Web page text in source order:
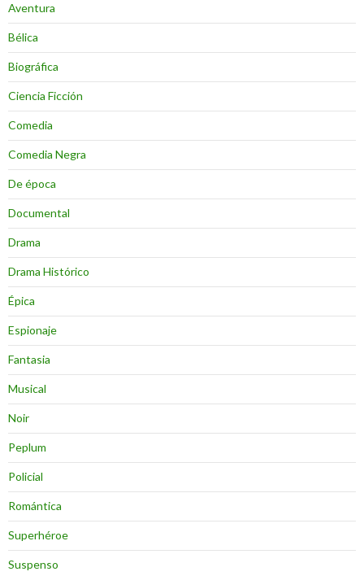
Aventura
Bélica
Biográfica
Ciencia Ficción
Comedia
Comedia Negra
De época
Documental
Drama
Drama Histórico
Épica
Espionaje
Fantasia
Musical
Noir
Peplum
Policial
Romántica
Superhéroe
Suspenso